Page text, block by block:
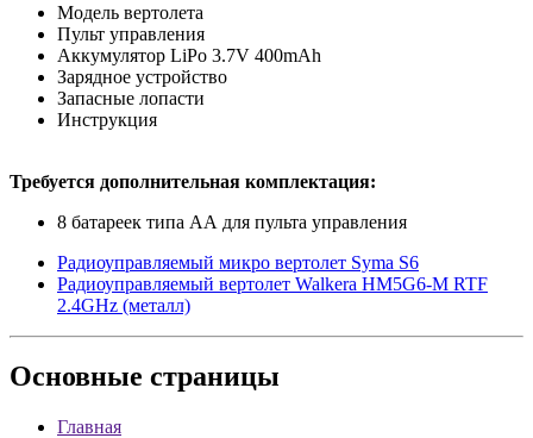
Модель вертолета
Пульт управления
Аккумулятор LiPo 3.7V 400mAh
Зарядное устройство
Запасные лопасти
Инструкция
Требуется дополнительная комплектация:
8 батареек типа АА для пульта управления
Радиоуправляемый микро вертолет Syma S6
Радиоуправляемый вертолет Walkera HM5G6-M RTF
2.4GHz (металл)
Основные страницы
Главная